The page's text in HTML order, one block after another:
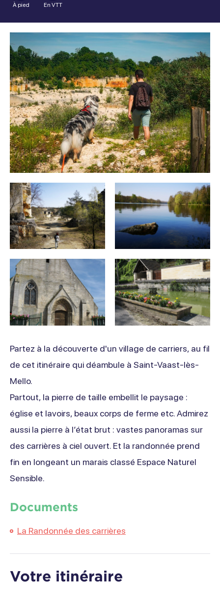
À pied En VTT
Partez à la découverte d'un village de carriers, au fil
de cet itinéraire qui déambule à Saint-Vaast-lès-
Mello.
Partout, la pierre de taille embellit le paysage :
église et lavoirs, beaux corps de ferme etc. Admirez
aussi la pierre à l’état brut : vastes panoramas sur
des carrières à ciel ouvert. Et la randonnée prend
fin en longeant un marais classé Espace Naturel
Sensible.
Documents
La Randonnée des carrières
Votre itinéraire